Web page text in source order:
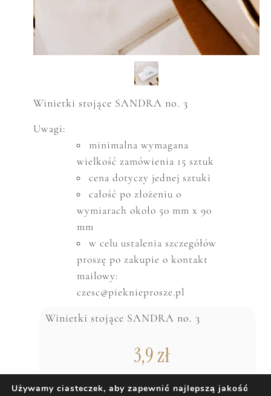
Winietki stojące SANDRA no. 3
Uwagi:
minimalna wymagana
wielkość zamówienia 15 sztuk
cena dotyczy jednej sztuki
całość po złożeniu o
wymiarach około 50 mm x 90
mm
w celu ustalenia szczegółów
proszę po zakupie o kontakt
mailowy:
czesc@pieknieprosze.pl
Winietki stojące SANDRA no. 3
3,9zł
Używamy ciasteczek, aby zapewnić najlepszą jakość